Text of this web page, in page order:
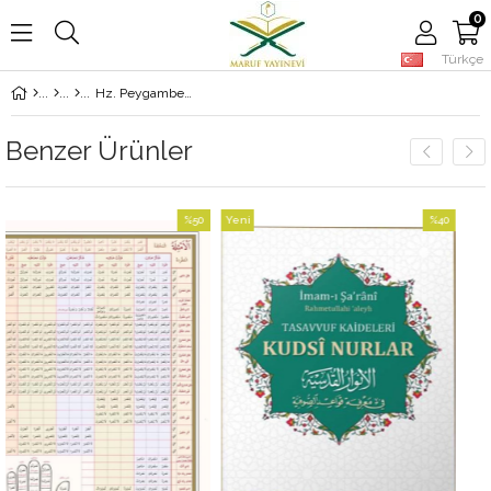
Türkçe
0
Hz. Peygamber'İn Hayatı Ve Gazveleri
Benzer Ürünler
İndirim
%50İndirim
%40İndirim
Ürün